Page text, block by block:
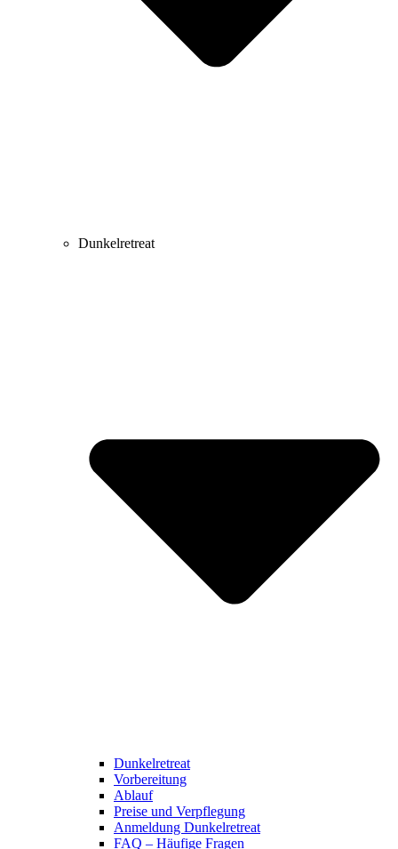
Dunkelretreat
Dunkelretreat
Vorbereitung
Ablauf
Preise und Verpflegung
Anmeldung Dunkelretreat
FAQ – Häufige Fragen